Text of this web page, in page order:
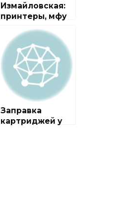
Измайловская:
принтеры, мфу
Заправка
картриджей у